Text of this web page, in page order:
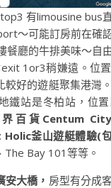
有limousine bus
～可能訂房前在確
餐廳的牛排美味～自
1or3稍嫌遠。位
較好的遊艇聚集港灣
鐵站是冬柏站，位
百貨Centum
釜山遊艇體驗(
Bay 101等等。
安大橋， 房型有分成